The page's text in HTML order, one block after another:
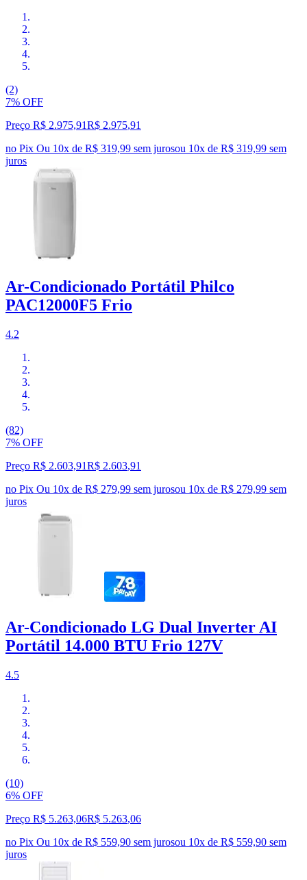
(2)
7% OFF
Preço R$ 2.975,91R$ 2.975,91
no Pix Ou 10x de R$ 319,99 sem jurosou 10x de R$ 319,99 sem
juros
Ar-Condicionado Portátil Philco
PAC12000F5 Frio
4.2
(82)
7% OFF
Preço R$ 2.603,91R$ 2.603,91
no Pix Ou 10x de R$ 279,99 sem jurosou 10x de R$ 279,99 sem
juros
Ar-Condicionado LG Dual Inverter AI
Portátil 14.000 BTU Frio 127V
4.5
(10)
6% OFF
Preço R$ 5.263,06R$ 5.263,06
no Pix Ou 10x de R$ 559,90 sem jurosou 10x de R$ 559,90 sem
juros